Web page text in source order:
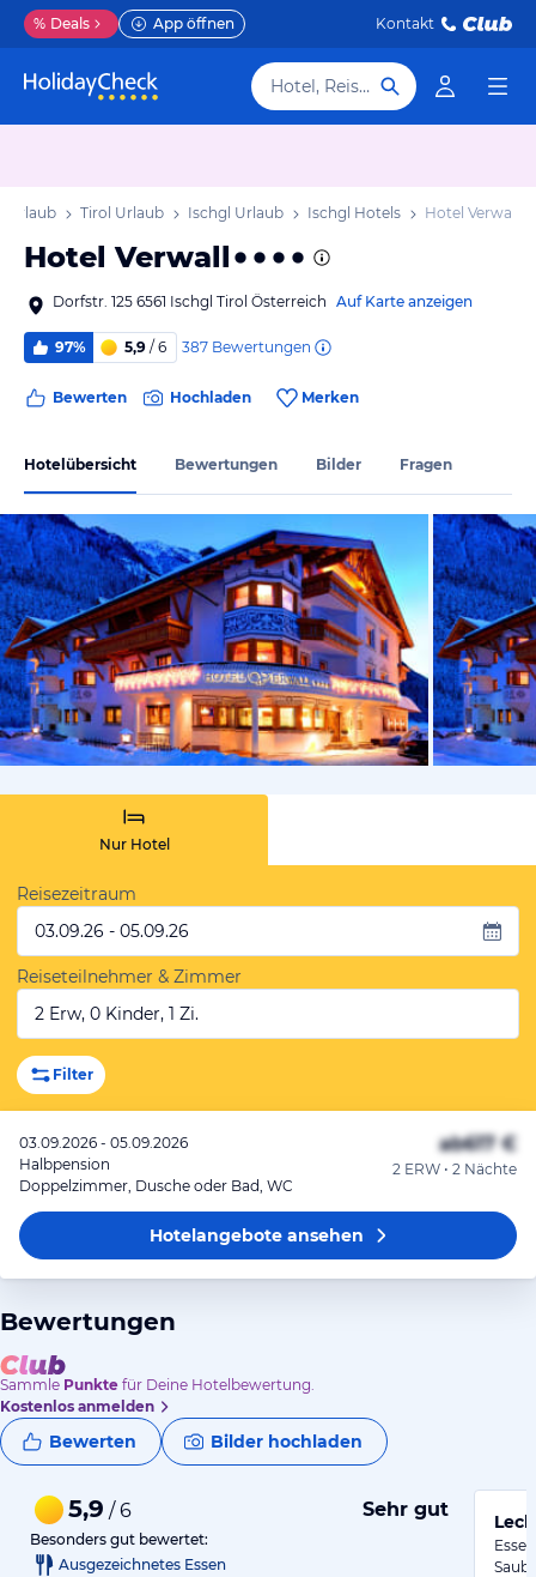
% Deals App öffnen Kontakt
Hotel, Reiseziel
Urlaub Tirol Urlaub Ischgl Urlaub Ischgl Hotels Hotel Verwall
Hotel Verwall
Dorfstr. 125 6561 Ischgl Tirol Österreich Auf Karte anzeigen
97% 5,9 / 6 387 Bewertungen
Bewerten Hochladen Merken
Hotelübersicht Bewertungen Bilder Fragen
vom
Nur Hotel
Reisezeitraum
03.09.26 - 05.09.26
Reiseteilnehmer & Zimmer
2 Erw, 0 Kinder, 1 Zi.
Filter
03.09.2026 - 05.09.2026
Halbpension
Doppelzimmer, Dusche oder Bad, WC
ab617 €
2 ERW • 2 Nächte
Hotelangeboteansehen
Bewertungen
Sammle Punkte für Deine Hotelbewertung.
Kostenlos anmelden
Bewerten Bilder hochladen
5,9 / 6 Sehr gut
Besonders gut bewertet:
Ausgezeichnetes Essen